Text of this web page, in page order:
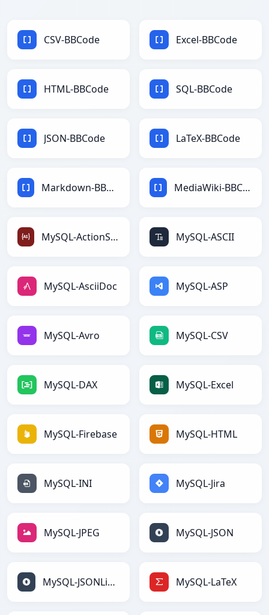
CSV-BBCode Excel-BBCode
HTML-BBCode SQL-BBCode
JSON-BBCode LaTeX-BBCode
Markdown-BBCode MediaWiki-BBCode
MySQL-ActionScript MySQL-ASCII
MySQL-AsciiDoc MySQL-ASP
MySQL-Avro MySQL-CSV
MySQL-DAX MySQL-Excel
MySQL-Firebase MySQL-HTML
MySQL-INI MySQL-Jira
MySQL-JPEG MySQL-JSON
MySQL-JSONLines MySQL-LaTeX